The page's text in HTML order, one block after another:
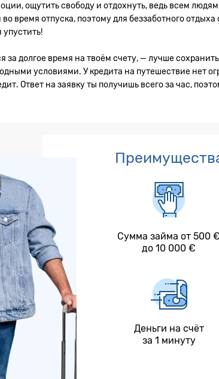
ощутить свободу и отдохнуть, ведь всем
время отпуска, поэтому для беззаботного
долгое время на твоём счету, — лучше
условиями. У кредита на путешествие нет
Ответ на заявку ты получишь всего за час,
Сумма займа от 500 €
до 10 000 €
Деньги на счёт
за 1 минуту